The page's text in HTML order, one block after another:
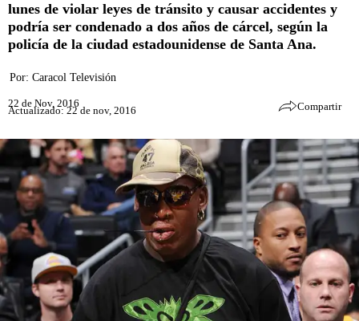
lunes de violar leyes de tránsito y causar accidentes y
podría ser condenado a dos años de cárcel, según la
policía de la ciudad estadounidense de Santa Ana.
Por: Caracol Televisión
22 de Nov, 2016
Actualizado: 22 de nov, 2016 Compartir